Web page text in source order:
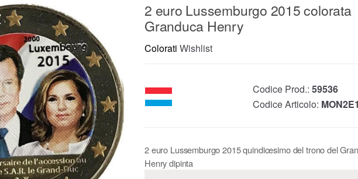
2 euro Lussemburgo 2015 colorata
Granduca Henry
Colorati Wishlist
Codice Prod.: 59536
Codice Articolo:
2 euro Lussemburgo 2015 quindicesimo del trono del
Henry dipinta